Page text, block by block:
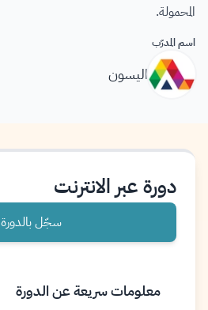
المحمولة.
اسم المدرّب
اليسون
دورة عبر الانترنت
سجّل بالدورة
معلومات سريعة عن الدورة